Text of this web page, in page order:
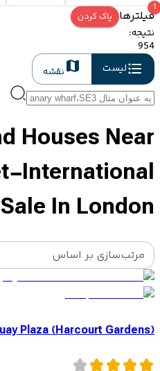
فیلترها
1
پاک کردن
نتیجه:
954
لیست
نقشه
Houses Near
International
In London
مرتب‌سازی بر اساس
Plaza (Harcourt Gardens)